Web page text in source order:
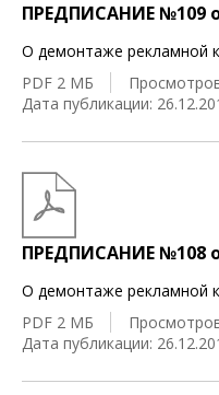
ПРЕДПИСАНИЕ №109
О демонтаже рекламной
PDF 2 МБ
Дата публикации:
ПРЕДПИСАНИЕ №108
О демонтаже рекламной
PDF 2 МБ
Дата публикации: